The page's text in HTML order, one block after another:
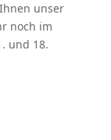
unser
noch im
und 18.